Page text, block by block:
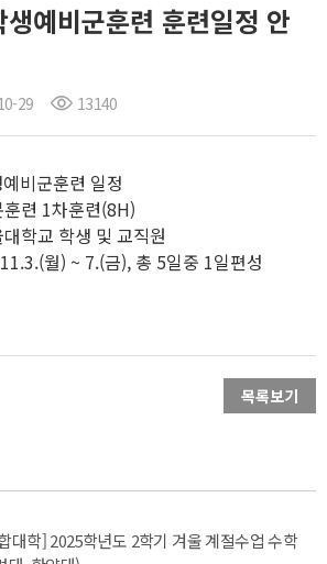
예비군훈련 훈련일정 안
29 13140
비군훈련 일정
련 1차훈련(8H)
학교 학생 및 교직원
월) ~ 7.(금), 총 5일중 1일편성
목록보기
대학] 2025학년도 2학기 겨울 계절수업 수학